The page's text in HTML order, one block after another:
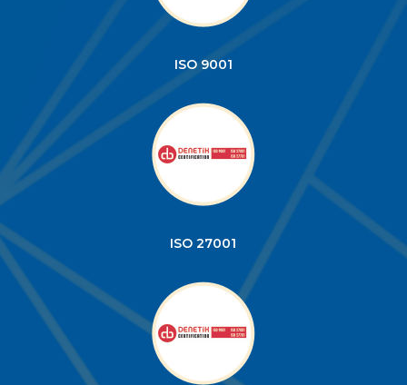
ISO 9001
ISO 27001